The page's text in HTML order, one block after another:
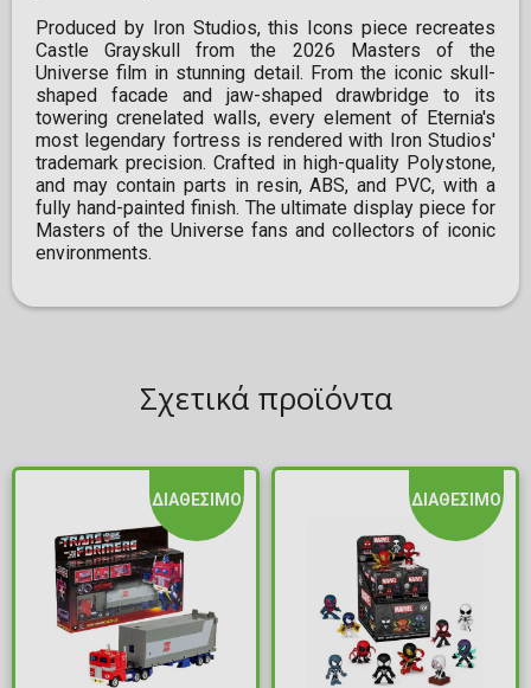
Produced by Iron Studios, this Icons piece recreates
Castle Grayskull from the 2026 Masters of the
Universe film in stunning detail. From the iconic skull-
shaped facade and jaw-shaped drawbridge to its
towering crenelated walls, every element of Eternia's
most legendary fortress is rendered with Iron Studios'
trademark precision. Crafted in high-quality Polystone,
and may contain parts in resin, ABS, and PVC, with a
fully hand-painted finish. The ultimate display piece for
Masters of the Universe fans and collectors of iconic
environments.
Σχετικά προϊόντα
ΔΙΑΘΕΣΙΜΟ ΔΙΑΘΕΣΙΜΟ